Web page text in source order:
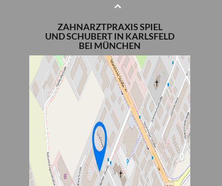
ZAHNARZTPRAXIS SPIEL
UND SCHUBERT IN KARLSFELD
BEI MÜNCHEN